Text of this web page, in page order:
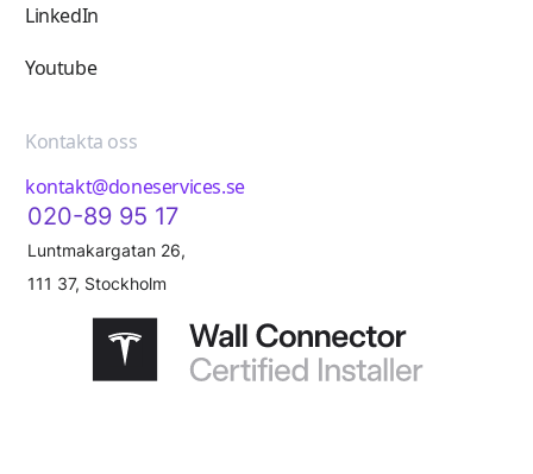
LinkedIn
Youtube
Kontakta oss
kontakt@doneservices.se
020-89 95 17
Luntmakargatan 26,
111 37, Stockholm